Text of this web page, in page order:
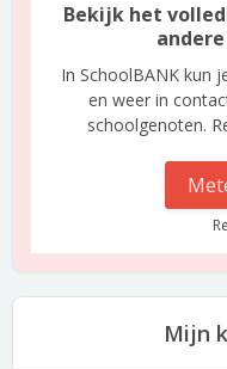
Bekijk het
In SchoolBANK kun
en weer in
schoolgenoten.
Mijn